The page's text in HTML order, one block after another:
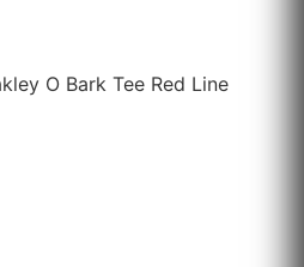
O Bark Tee Red Line